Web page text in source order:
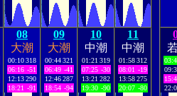
08
大潮
00:10318
06:16 -51
12:13290
18:21 -91
09
大潮
00:44321
06:49 -41
12:46287
18:54 -94
10
中潮
01:21 319
07:25 -30
13:21 282
19:30 -90
11
中潮
01:58312
08:01 -19
13:58275
20:07 -80